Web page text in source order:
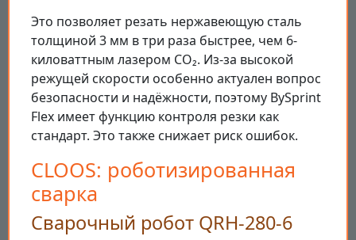
Это позволяет резать нержавеющую сталь
толщиной 3 мм в три раза быстрее, чем 6-
киловаттным лазером CO₂. Из-за высокой
режущей скорости особенно актуален вопрос
безопасности и надёжности, поэтому BySprint
Flex имеет функцию контроля резки как
стандарт. Это также снижает риск ошибок.
CLOOS: роботизированная
сварка
Сварочный робот QRH-280-6